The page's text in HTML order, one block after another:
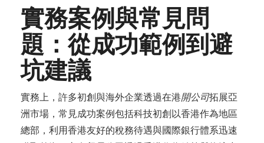
實務案例與常見問
題：從成功範例到避
坑建議
實務上，許多初創與海外企業透過在港開公司拓展亞
洲市場，常見成功案例包括科技初創以香港作為地區
總部，利用香港友好的稅務待遇與國際銀行體系迅速